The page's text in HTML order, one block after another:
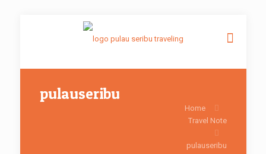
pulauseribu
Home
Travel Note
pulauseribu